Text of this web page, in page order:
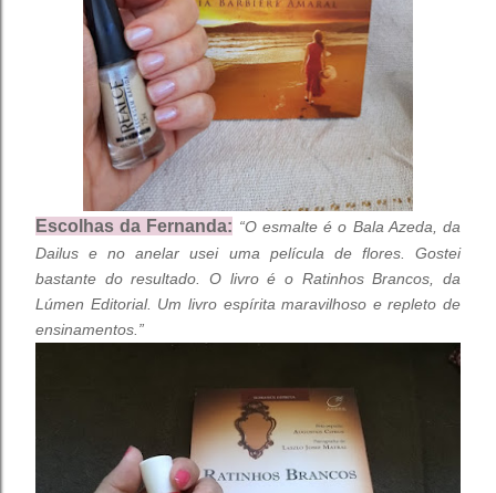
Escolhas da Fernanda: “O esmalte é o Bala Azeda, da
Dailus e no anelar usei uma película de flores. Gostei
bastante do resultado. O livro é o Ratinhos Brancos, da
Lúmen Editorial. Um livro espírita maravilhoso e repleto de
ensinamentos.”